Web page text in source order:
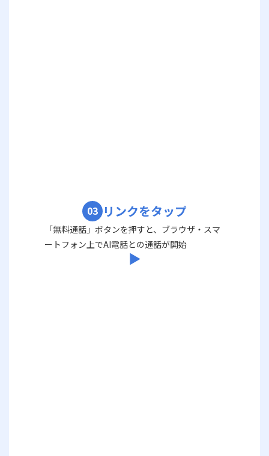
03 リンクをタップ
「無料通話」ボタンを押すと、ブラウザ・スマ
ートフォン上でAI電話との通話が開始